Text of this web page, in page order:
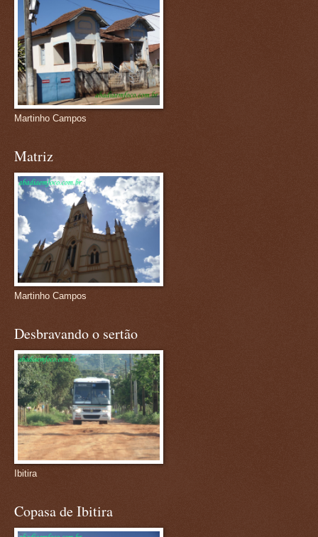
Martinho Campos
Matriz
Martinho Campos
Desbravando o sertão
Ibitira
Copasa de Ibitira